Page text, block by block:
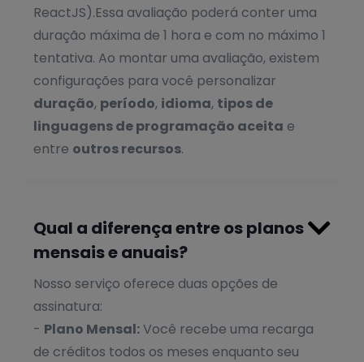
ReactJS).Essa avaliação poderá conter uma
duração máxima de 1 hora e com no máximo 1
tentativa. Ao montar uma avaliação, existem
configurações para você personalizar
duração, período, idioma, tipos de
linguagens de programação aceita e
entre outros recursos.
Qual a diferença entre os planos
mensais e anuais?

Nosso serviço oferece duas opções de
assinatura:
- Plano Mensal:Você recebe uma recarga
de créditos todos os meses enquanto seu